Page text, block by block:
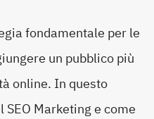
fondamentale per le
un pubblico più
online. In questo
Marketing e come